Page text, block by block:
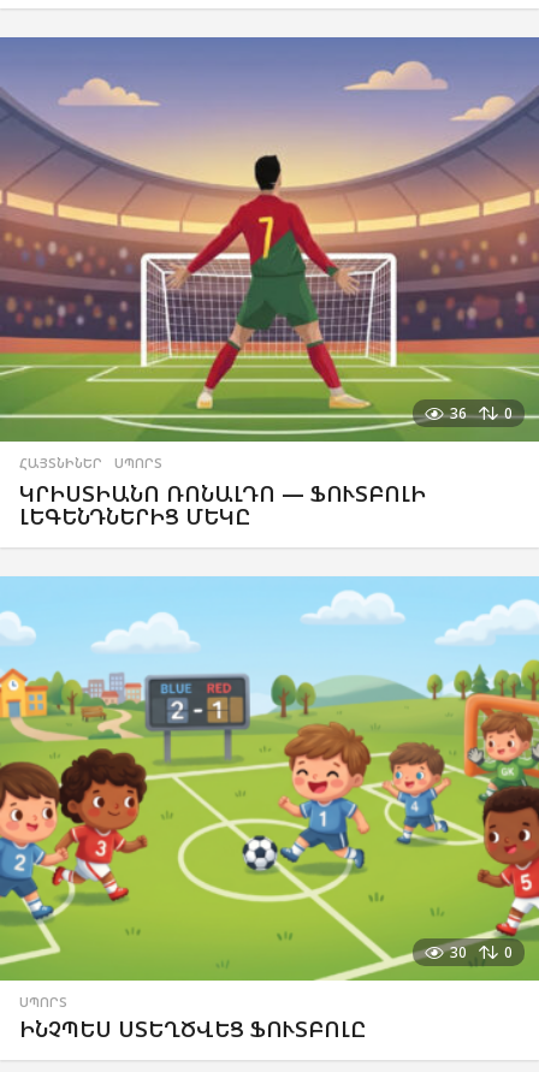
36 0
ՀԱՅՏՆԻՆԵՐ ,ՍՊՈՐՏ
ԿՐԻՍՏԻԱՆՈ ՌՈՆԱԼԴՈ — ՖՈՒՏԲՈԼԻ
ԼԵԳԵՆԴՆԵՐԻՑ ՄԵԿԸ
30 0
ՍՊՈՐՏ
ԻՆՉՊԵՍ ՍՏԵՂԾՎԵՑ ՖՈՒՏԲՈԼԸ